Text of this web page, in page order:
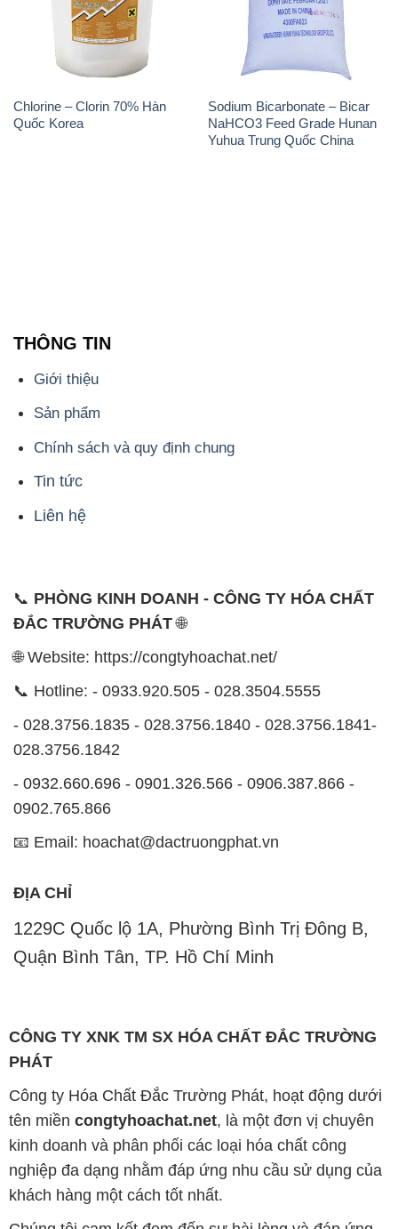
Chlorine – Clorin 70% Hàn
Quốc Korea
Sodium Bicarbonate – Bicar
NaHCO3 Feed Grade Hunan
Yuhua Trung Quốc China
THÔNG TIN
Giới thiệu
Sản phẩm
Chính sách và quy định chung
Tin tức
Liên hệ
📞 PHÒNG KINH DOANH - CÔNG TY HÓA CHẤT
ĐẮC TRƯỜNG PHÁT🌐
🌐 Website: https://congtyhoachat.net/
📞 Hotline: - 0933.920.505 - 028.3504.5555
- 028.3756.1835 - 028.3756.1840 - 028.3756.1841-
028.3756.1842
- 0932.660.696 - 0901.326.566 - 0906.387.866 -
0902.765.866
📧 Email: hoachat@dactruongphat.vn
ĐỊA CHỈ
1229C Quốc lộ 1A, Phường Bình Trị Đông B,
Quận Bình Tân, TP. Hồ Chí Minh
CÔNG TY XNK TM SX HÓA CHẤT ĐẮC TRƯỜNG
PHÁT
Công ty Hóa Chất Đắc Trường Phát, hoạt động dưới
tên miền congtyhoachat.net, là một đơn vị chuyên
kinh doanh và phân phối các loại hóa chất công
nghiệp đa dạng nhằm đáp ứng nhu cầu sử dụng của
khách hàng một cách tốt nhất.